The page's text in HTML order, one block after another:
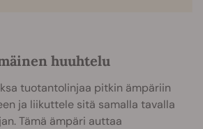
huuhtelu
tuotantolinjaa pitkin ämpäriin
ja liikuttele sitä samalla tavalla
Tämä ämpäri auttaa